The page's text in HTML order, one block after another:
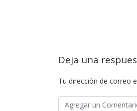
Deja una
Tu dirección de correo